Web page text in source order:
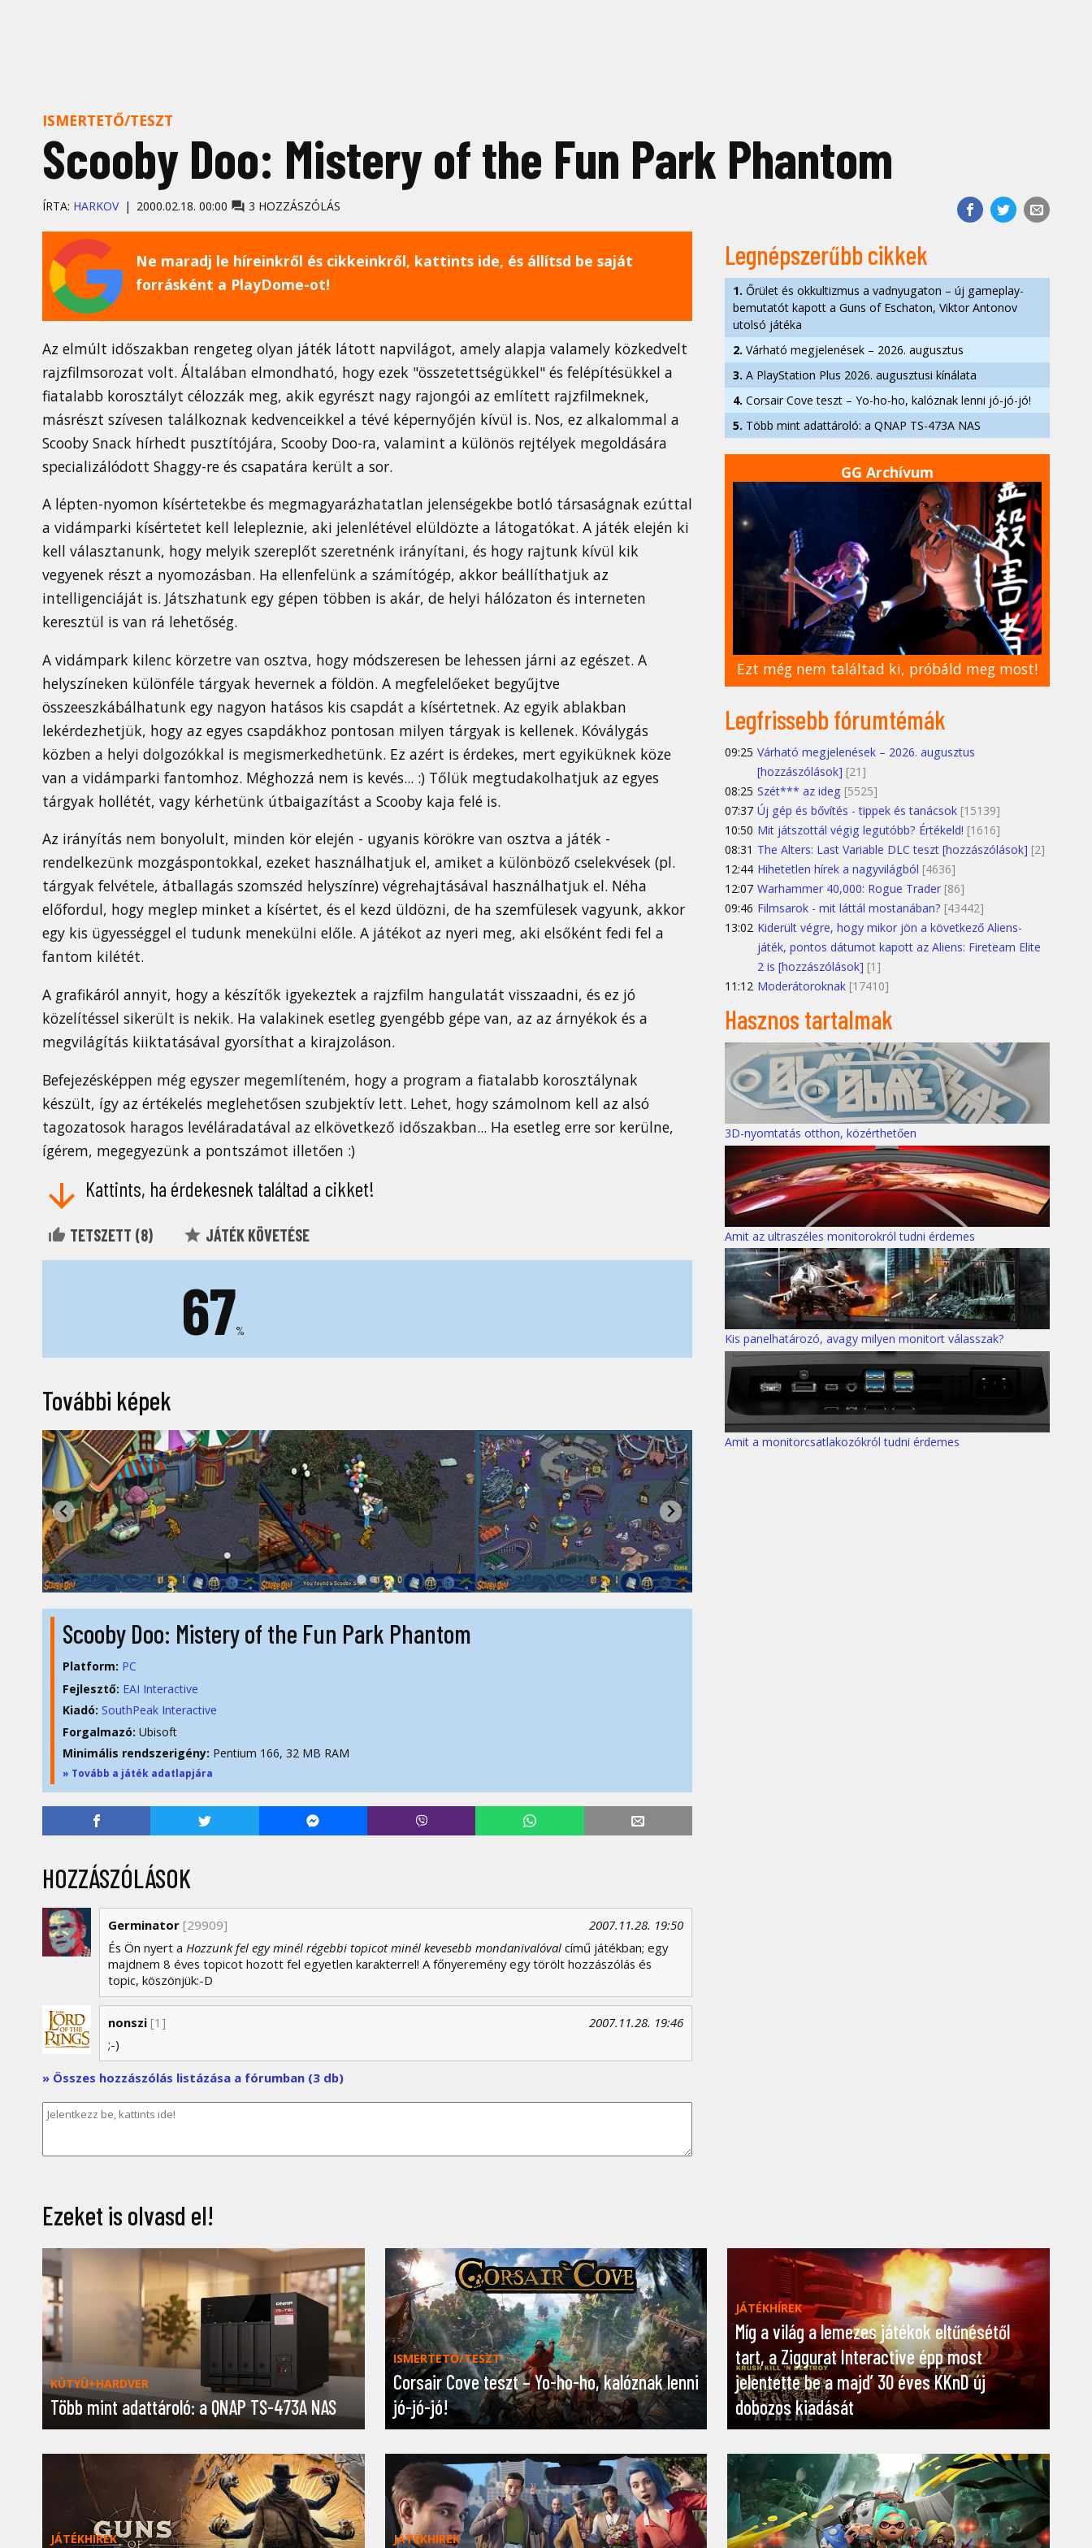
ISMERTETŐ/TESZT
Scooby Doo: Mistery of the Fun Park Phantom
ÍRTA: HARKOV 2000.02.18. 00:00 3 HOZZÁSZÓLÁS
Ne maradj le híreinkről és cikkeinkről, kattints ide, és állítsd be saját
forrásként a PlayDome-ot!
Az elmúlt időszakban rengeteg olyan játék látott napvilágot, amely alapja valamely közkedvelt
rajzfilmsorozat volt. Általában elmondható, hogy ezek "összetettségükkel" és felépítésükkel a
fiatalabb korosztályt célozzák meg, akik egyrészt nagy rajongói az említett rajzfilmeknek,
másrészt szívesen találkoznak kedvenceikkel a tévé képernyőjén kívül is. Nos, ez alkalommal a
Scooby Snack hírhedt pusztítójára, Scooby Doo-ra, valamint a különös rejtélyek megoldására
specializálódott Shaggy-re és csapatára került a sor.
A lépten-nyomon kísértetekbe és megmagyarázhatatlan jelenségekbe botló társaságnak ezúttal
a vidámparki kísértetet kell lelepleznie, aki jelenlétével elüldözte a látogatókat. A játék elején ki
kell választanunk, hogy melyik szereplőt szeretnénk irányítani, és hogy rajtunk kívül kik
vegyenek részt a nyomozásban. Ha ellenfelünk a számítógép, akkor beállíthatjuk az
intelligenciáját is. Játszhatunk egy gépen többen is akár, de helyi hálózaton és interneten
keresztül is van rá lehetőség.
A vidámpark kilenc körzetre van osztva, hogy módszeresen be lehessen járni az egészet. A
helyszíneken különféle tárgyak hevernek a földön. A megfelelőeket begyűjtve
összeeszkábálhatunk egy nagyon hatásos kis csapdát a kísértetnek. Az egyik ablakban
lekérdezhetjük, hogy az egyes csapdákhoz pontosan milyen tárgyak is kellenek. Kóválygás
közben a helyi dolgozókkal is megismerkedhetünk. Ez azért is érdekes, mert egyiküknek köze
van a vidámparki fantomhoz. Méghozzá nem is kevés... :) Tőlük megtudakolhatjuk az egyes
tárgyak hollétét, vagy kérhetünk útbaigazítást a Scooby kaja felé is.
Az irányítás nem bonyolult, minden kör elején - ugyanis körökre van osztva a játék -
rendelkezünk mozgáspontokkal, ezeket használhatjuk el, amiket a különböző cselekvések (pl.
tárgyak felvétele, átballagás szomszéd helyszínre) végrehajtásával használhatjuk el. Néha
előfordul, hogy meglep minket a kísértet, és el kezd üldözni, de ha szemfülesek vagyunk, akkor
egy kis ügyességgel el tudunk menekülni előle. A játékot az nyeri meg, aki elsőként fedi fel a
fantom kilétét.
A grafikáról annyit, hogy a készítők igyekeztek a rajzfilm hangulatát visszaadni, és ez jó
közelítéssel sikerült is nekik. Ha valakinek esetleg gyengébb gépe van, az az árnyékok és a
megvilágítás kiiktatásával gyorsíthat a kirajzoláson.
Befejezésképpen még egyszer megemlíteném, hogy a program a fiatalabb korosztálynak
készült, így az értékelés meglehetősen szubjektív lett. Lehet, hogy számolnom kell az alsó
tagozatosok haragos levéláradatával az elkövetkező időszakban... Ha esetleg erre sor kerülne,
ígérem, megegyezünk a pontszámot illetően :)
Kattints, ha érdekesnek találtad a cikket!
TETSZETT (8) JÁTÉK KÖVETÉSE
67%
További képek
Scooby Doo: Mistery of the Fun Park Phantom
Platform: PC
Fejlesztő: EAI Interactive
Kiadó: SouthPeak Interactive
Forgalmazó: Ubisoft
Minimális rendszerigény: Pentium 166, 32 MB RAM
» Tovább a játék adatlapjára
HOZZÁSZÓLÁSOK
Germinator 2007.11.28. 19:50
[29909]
És Ön nyert a Hozzunk fel egy minél régebbi topicot minél kevesebb mondanivalóval című játékban; egy
majdnem 8 éves topicot hozott fel egyetlen karakterrel! A főnyeremény egy törölt hozzászólás és
topic, köszönjük:-D
nonszi 2007.11.28. 19:46
[1]
;-)
» Összes hozzászólás listázása a fórumban (3 db)
Legnépszerűbb cikkek
1. Őrület és okkultizmus a vadnyugaton – új gameplay-
bemutatót kapott a Guns of Eschaton, Viktor Antonov
utolsó játéka
2. Várható megjelenések – 2026. augusztus
3. A PlayStation Plus 2026. augusztusi kínálata
4. Corsair Cove teszt – Yo-ho-ho, kalóznak lenni jó-jó-jó!
5. Több mint adattároló: a QNAP TS-473A NAS
GG Archívum
Ezt még nem találtad ki, próbáld meg most!
Legfrissebb fórumtémák
09:25 Várható megjelenések – 2026. augusztus
[hozzászólások] [21]
08:25 Szét*** az ideg [5525]
07:37 Új gép és bővítés - tippek és tanácsok [15139]
10:50 Mit játszottál végig legutóbb? Értékeld! [1616]
08:31 The Alters: Last Variable DLC teszt [hozzászólások] [2]
12:44 Hihetetlen hírek a nagyvilágból [4636]
12:07 Warhammer 40,000: Rogue Trader [86]
09:46 Filmsarok - mit láttál mostanában? [43442]
13:02 Kiderült végre, hogy mikor jön a következő Aliens-
játék, pontos dátumot kapott az Aliens: Fireteam Elite
2 is [hozzászólások] [1]
11:12 Moderátoroknak [17410]
Hasznos tartalmak
3D-nyomtatás otthon, közérthetően
Amit az ultraszéles monitorokról tudni érdemes
Kis panelhatározó, avagy milyen monitort válasszak?
Amit a monitorcsatlakozókról tudni érdemes
Ezeket is olvasd el!
KÜTYÜ+HARDVER
Több mint adattároló: a QNAP TS-473A NAS
ISMERTETŐ/TESZT
Corsair Cove teszt – Yo-ho-ho, kalóznak lenni
jó-jó-jó!
JÁTÉKHÍREK
Míg a világ a lemezes játékok eltűnésétől
tart, a Ziggurat Interactive épp most
jelentette be a majd’ 30 éves KKnD új
dobozos kiadását
JÁTÉKHÍREK JÁTÉKHÍREK